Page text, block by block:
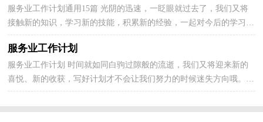
服务业工作计划通用15篇 光阴的迅速，一眨眼就过去了，我们又将
接触新的知识，学习新的技能，积累新的经验，一起对今后的学习做
个计划吧。相信大家又在为写计划犯愁了？以下是小编整理...
服务业工作计划
服务业工作计划 时间就如同白驹过隙般的流逝，我们又将迎来新的
喜悦、新的收获，写好计划才不会让我们努力的时候迷失方向哦。计
划到底怎么拟定才合适呢？下面是小编为大家整理的...